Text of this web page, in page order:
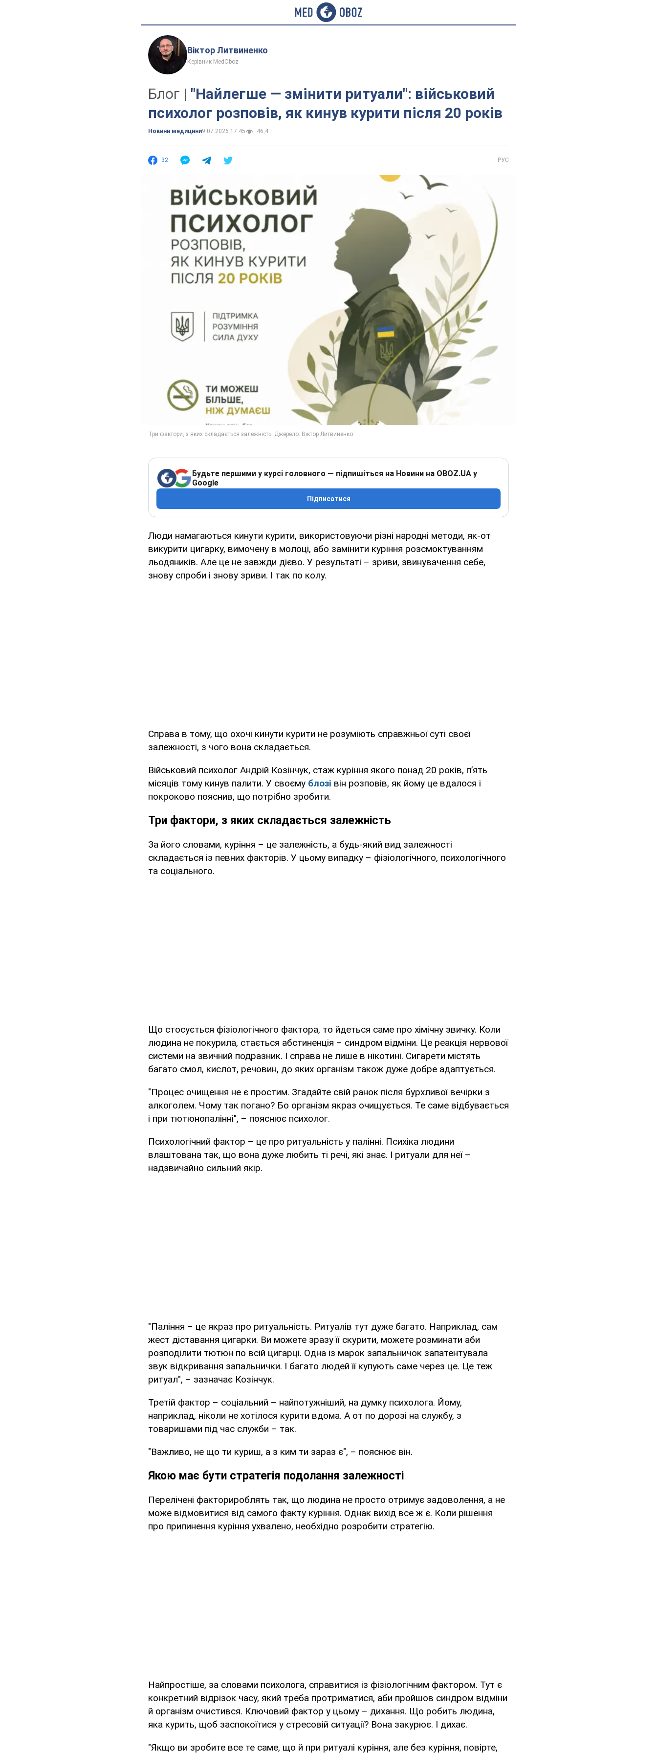
Віктор Литвиненко
Керівник MedOboz
Блог | "Найлегше — змінити ритуали": військовий
психолог розповів, як кинув курити після 20 років
Новини медицини9.07.2026 17:45 46,4 т.
32 РУС
Будьте першими у курсі головного — підпишіться на Новини на OBOZ.UA у
Google
Підписатися
Люди намагаються кинути курити, використовуючи різні народні методи, як-от
викурити цигарку, вимочену в молоці, або замінити куріння розсмоктуванням
льодяників. Але це не завжди дієво. У результаті – зриви, звинувачення себе,
знову спроби і знову зриви. І так по колу.
Справа в тому, що охочі кинути курити не розуміють справжньої суті своєї
залежності, з чого вона складається.
Військовий психолог Андрій Козінчук, стаж куріння якого понад 20 років, п’ять
місяців тому кинув палити. У своєму блозі він розповів, як йому це вдалося і
покроково пояснив, що потрібно зробити.
Три фактори, з яких складається залежність
За його словами, куріння – це залежність, а будь-який вид залежності
складається із певних факторів. У цьому випадку – фізіологічного, психологічного
та соціального.
Що стосується фізіологічного фактора, то йдеться саме про хімічну звичку. Коли
людина не покурила, стається абстиненція – синдром відміни. Це реакція нервової
системи на звичний подразник. І справа не лише в нікотині. Сигарети містять
багато смол, кислот, речовин, до яких організм також дуже добре адаптується.
"Процес очищення не є простим. Згадайте свій ранок після бурхливої вечірки з
алкоголем. Чому так погано? Бо організм якраз очищується. Те саме відбувається
і при тютюнопалінні", – пояснює психолог.
Психологічний фактор – це про ритуальність у палінні. Психіка людини
влаштована так, що вона дуже любить ті речі, які знає. І ритуали для неї –
надзвичайно сильний якір.
"Паління – це якраз про ритуальність. Ритуалів тут дуже багато. Наприклад, сам
жест діставання цигарки. Ви можете зразу її скурити, можете розминати аби
розподілити тютюн по всій цигарці. Одна із марок запальничок запатентувала
звук відкривання запальнички. І багато людей її купують саме через це. Це теж
ритуал", – зазначає Козінчук.
Третій фактор – соціальний – найпотужніший, на думку психолога. Йому,
наприклад, ніколи не хотілося курити вдома. А от по дорозі на службу, з
товаришами під час служби – так.
"Важливо, не що ти куриш, а з ким ти зараз є", – пояснює він.
Якою має бути стратегія подолання залежності
Перелічені факторироблять так, що людина не просто отримує задоволення, а не
може відмовитися від самого факту куріння. Однак вихід все ж є. Коли рішення
про припинення куріння ухвалено, необхідно розробити стратегію.
Найпростіше, за словами психолога, справитися із фізіологічним фактором. Тут є
конкретний відрізок часу, який треба протриматися, аби пройшов синдром відміни
й організм очистився. Ключовий фактор у цьому – дихання. Що робить людина,
яка курить, щоб заспокоїтися у стресовій ситуації? Вона закурює. І дихає.
"Якщо ви зробите все те саме, що й при ритуалі куріння, але без куріння, повірте,